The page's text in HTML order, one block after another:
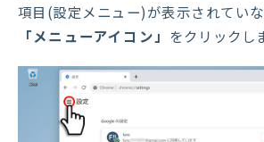
項目(設定メニュー)が表示されてい
「メニューアイコン」 をクリックし